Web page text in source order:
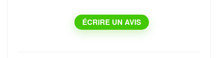
ÉCRIRE UN AVIS